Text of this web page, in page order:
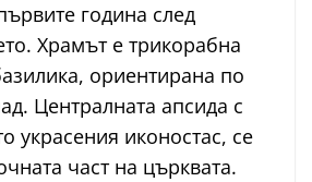
година след
Храмът е трикорабна
ориентирана по
Централната апсида с
украсения иконостас, се
част на църквата.